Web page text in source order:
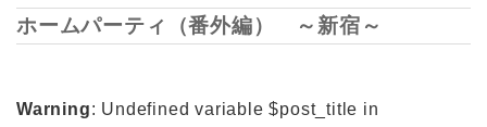
ホームパーティ（番外編） ～新宿～
Warning: Undefined variable $post_title in